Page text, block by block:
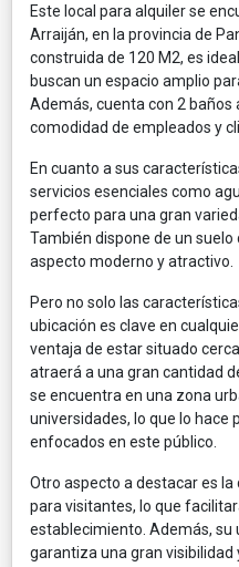
Este local para alquiler se
Arraiján, en la provincia de
construida de 120 M2, es
buscan un espacio amplio
Además, cuenta con 2 baños
comodidad de empleados y
En cuanto a sus
servicios esenciales como
perfecto para una gran
También dispone de un suelo
aspecto moderno y atractivo.
Pero no solo las
ubicación es clave en
ventaja de estar situado
atraerá a una gran cantidad
se encuentra en una zona
universidades, lo que lo
enfocados en este público.
Otro aspecto a destacar es
para visitantes, lo que
establecimiento. Además, su
garantiza una gran